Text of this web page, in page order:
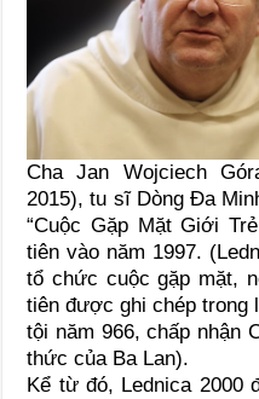
Cha Jan Wojciech
2015), tu sĩ Dòng Đa
“Cuộc Gặp Mặt Giới
tiên vào năm 1997.
tổ chức cuộc gặp mặt,
tiên được ghi chép
tội năm 966, chấp nhận
thức của Ba Lan).
Kể từ đó, Lednica 2000